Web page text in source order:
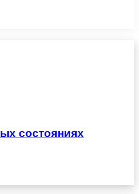
состояниях